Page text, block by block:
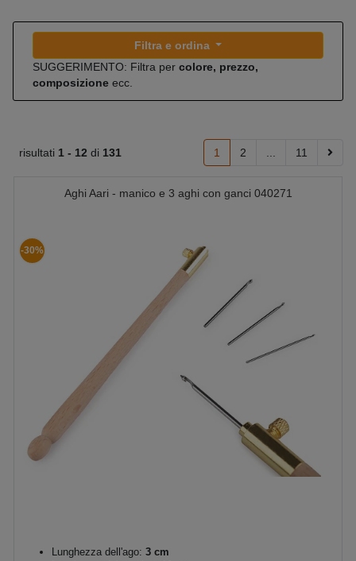
Filtra e ordina
SUGGERIMENTO: Filtra per colore, prezzo,
composizione ecc.
risultati 1 - 12 di 131 1 2 11
Aghi Aari - manico e 3 aghi con ganci 040271
-30%
Lunghezza dell'ago: 3 cm